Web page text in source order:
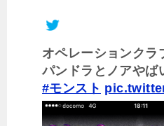
オペレーションクラ
パンドラとノアやば
#モンスト